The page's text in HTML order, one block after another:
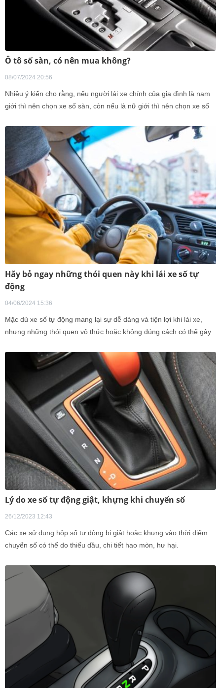
Ô tô số sàn, có nên mua không?
08/07/2024 20:56
Nhiều ý kiến cho rằng, nếu người lái xe chính của gia đình là nam
giới thì nên chọn xe số sàn, còn nếu là nữ giới thì nên chọn xe số
cần cân nhắc dựa trên sở thích cá nhân, thói quen lái xe, và điều
kiện giao thông.
Hãy bỏ ngay những thói quen này khi lái xe số tự
động
04/06/2024 15:36
Mặc dù xe số tự động mang lại sự dễ dàng và tiện lợi khi lái xe,
nhưng những thói quen vô thức hoặc không đúng cách có thể gây
Lý do xe số tự động giật, khựng khi chuyển số
26/12/2023 12:43
Các xe sử dụng hộp số tự động bị giật hoặc khựng vào thời điểm
chuyển số có thể do thiếu dầu, chi tiết hao mòn, hư hại.